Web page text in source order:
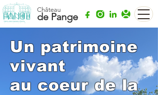
Château
de Pange
Un patrimoine
vivant
au coeur de la